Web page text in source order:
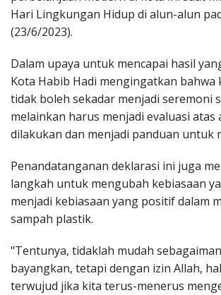
Hari Lingkungan Hidup di alun-alun
(23/6/2023).
Dalam upaya untuk mencapai hasil
Kota Habib Hadi mengingatkan bahwa
tidak boleh sekadar menjadi seremoni
melainkan harus menjadi evaluasi atas
dilakukan dan menjadi panduan untuk
Penandatanganan deklarasi ini juga
langkah untuk mengubah kebiasaan
menjadi kebiasaan yang positif dalam
sampah plastik.
"Tentunya, tidaklah mudah
bayangkan, tetapi dengan izin Allah,
terwujud jika kita terus-menerus